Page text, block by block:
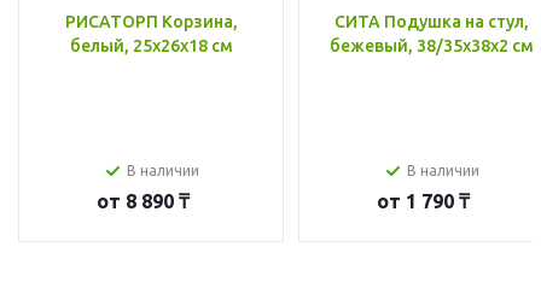
РИСАТОРП Корзина,
белый, 25x26x18 см
В наличии
от 8 890 ₸
СИТА Подушка на стул,
бежевый, 38/35x38x2 см
В наличии
от 1 790 ₸